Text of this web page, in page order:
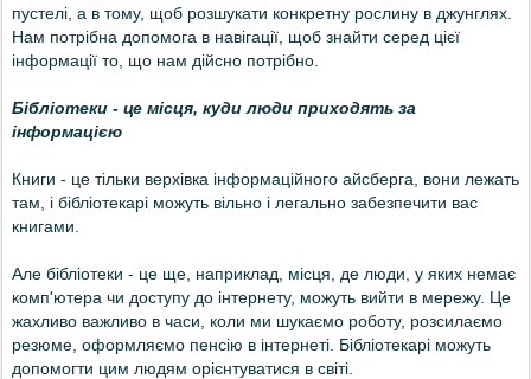
пустелі, а в тому, щоб розшукати конкретну рослину в джунглях.
Нам потрібна допомога в навігації, щоб знайти серед цієї
інформації то, що нам дійсно потрібно.
Бібліотеки - це місця, куди люди приходять за
інформацією
Книги - це тільки верхівка інформаційного айсберга, вони лежать
там, і бібліотекарі можуть вільно і легально забезпечити вас
книгами.
Але бібліотеки - це ще, наприклад, місця, де люди, у яких немає
комп'ютера чи доступу до інтернету, можуть вийти в мережу. Це
жахливо важливо в часи, коли ми шукаємо роботу, розсилаємо
резюме, оформляємо пенсію в інтернеті. Бібліотекарі можуть
допомогти цим людям орієнтуватися в світі.